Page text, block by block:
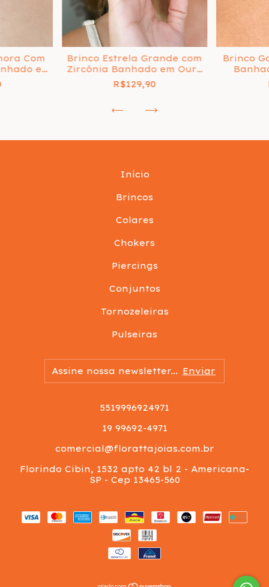
Com
em
Brinco Estrela Grande com
Zircônia Banhado em Ouro
18k
R$129,90
Brinco
Início
Brincos
Colares
Chokers
Piercings
Conjuntos
Tornozeleiras
Pulseiras
5519996924971
19 99692-4971
comercial@florattajoias.com.br
Florindo Cibin, 1532 apto 42 bl 2 - Americana-
SP - Cep 13465-560